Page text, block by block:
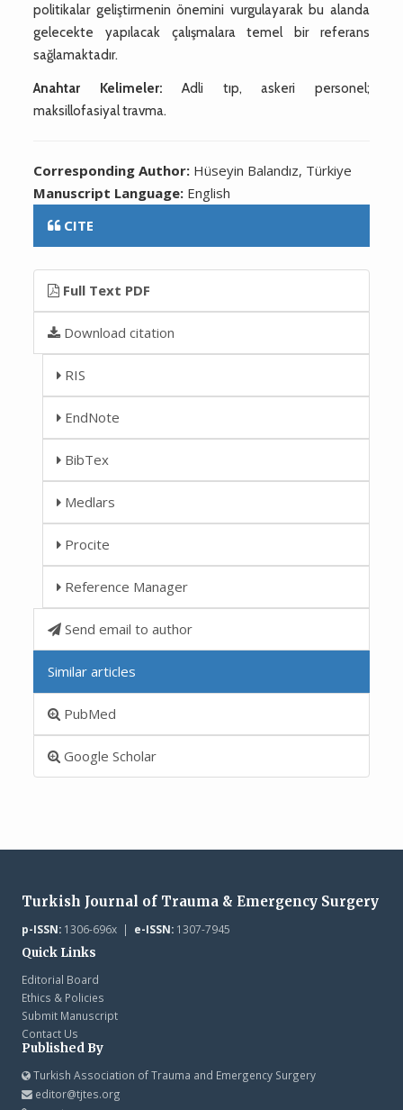
politikalar geliştirmenin önemini vurgulayarak bu alanda
gelecekte yapılacak çalışmalara temel bir referans
sağlamaktadır.
Anahtar Kelimeler: Adli tıp, askeri personel;
maksillofasiyal travma.
Corresponding Author: Hüseyin Balandız, Türkiye
Manuscript Language: English
CITE
Full Text PDF
Download citation
RIS
EndNote
BibTex
Medlars
Procite
Reference Manager
Send email to author
Similar articles
PubMed
Google Scholar
Turkish Journal of Trauma & Emergency Surgery
p-ISSN:1306-696x | e-ISSN:1307-7945
Quick Links
Editorial Board
Ethics & Policies
Submit Manuscript
Contact Us
Published By
Turkish Association of Trauma and Emergency Surgery
editor@tjtes.org